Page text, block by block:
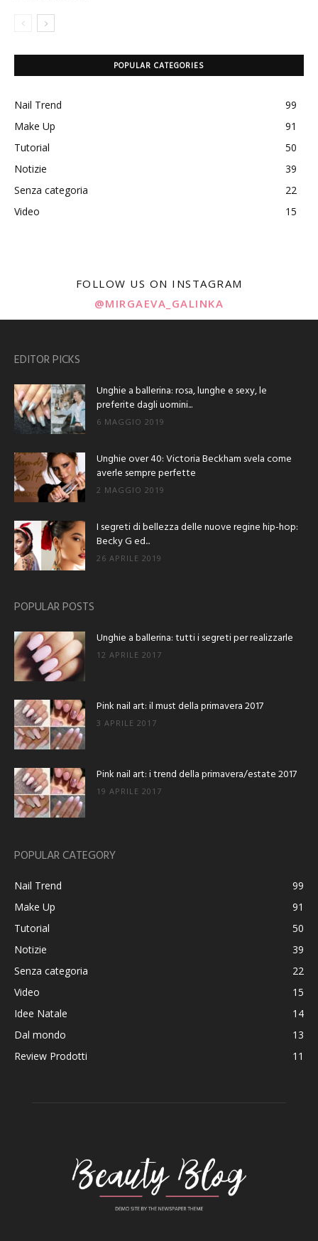
POPULAR CATEGORIES
Nail Trend
99
Make Up
91
Tutorial
50
Notizie
39
Senza categoria
22
Video
15
FOLLOW US ON INSTAGRAM
@MIRGAEVA_GALINKA
EDITOR PICKS
Unghie a ballerina: rosa, lunghe e sexy, le
preferite dagli uomini...
6 MAGGIO 2019
Unghie over 40: Victoria Beckham svela come
averle sempre perfette
2 MAGGIO 2019
I segreti di bellezza delle nuove regine hip-hop:
Becky G ed...
26 APRILE 2019
POPULAR POSTS
Unghie a ballerina: tutti i segreti per realizzarle
12 APRILE 2017
Pink nail art: il must della primavera 2017
3 APRILE 2017
Pink nail art: i trend della primavera/estate 2017
19 APRILE 2017
POPULAR CATEGORY
Nail Trend
99
Make Up
91
Tutorial
50
Notizie
39
Senza categoria
22
Video
15
Idee Natale
14
Dal mondo
13
Review Prodotti
11